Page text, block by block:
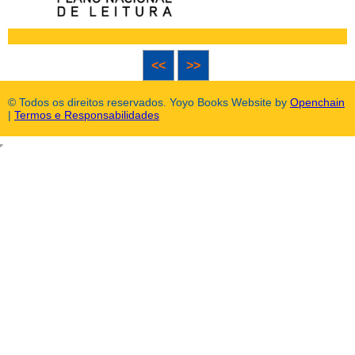
<< >>
© Todos os direitos reservados. Yoyo Books Website by Openchain
| Termos e Responsabilidades